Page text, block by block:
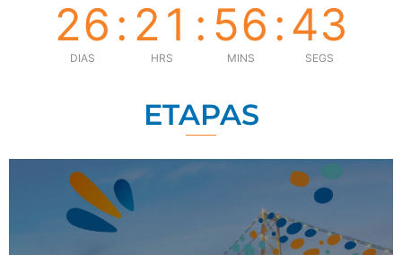
26
DIAS
: 21
HRS
: 56
MINS
:42
SEGS
ETAPAS